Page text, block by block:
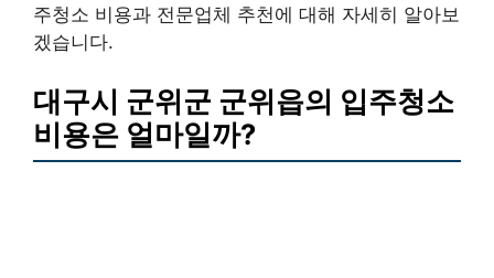
주청소 비용과 전문업체 추천에 대해 자세히 알아보
겠습니다.
대구시 군위군 군위읍의 입주청소
비용은 얼마일까?